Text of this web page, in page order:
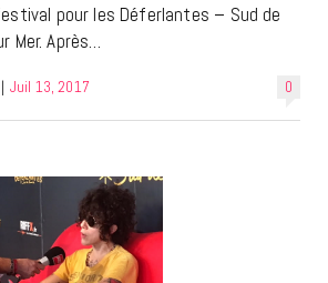
pour les Déferlantes – Sud de
Mer. Après…
0
| Juil 13, 2017